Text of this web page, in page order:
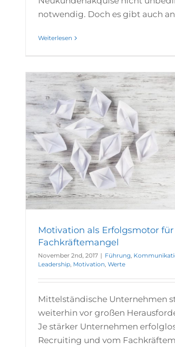
notwendig. Doch es gibt auch
Weiterlesen
Motivation als Erfolgsmotor für
Fachkräftemangel
November 2nd, 2017 | Führung,
Leadership, Motivation, Werte
Mittelständische Unternehmen
weiterhin vor großen
Je stärker Unternehmen
Recruiting und vom